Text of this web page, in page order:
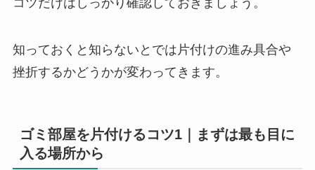
知っておくと知らないとでは片付けの進み具合や
挫折するかどうかが変わってきます。
ゴミ部屋を片付けるコツ1｜まずは最も目に
入る場所から